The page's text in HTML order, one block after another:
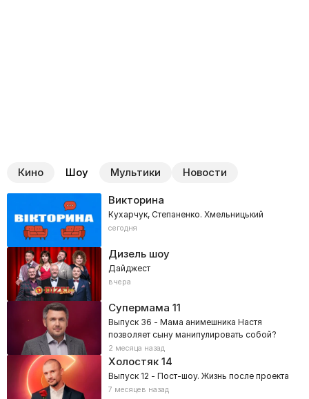
Кино Шоу Мультики Новости
Викторина
Кухарчук, Степаненко. Хмельницький
сегодня
Дизель шоу
Дайджест
вчера
Супермама 11
Выпуск 36 - Мама анимешника Настя
позволяет сыну манипулировать собой?
2 месяца назад
Холостяк14
Выпуск 12 - Пост-шоу. Жизнь после проекта
7 месяцев назад